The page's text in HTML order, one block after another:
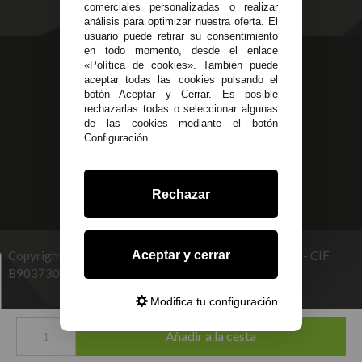
Añadir a la cesta
623 23 31 98
Atendemos Whatsapp
955 44 45 43/955 44 45 44
Local 3 Écija (Sevilla)
Copyright © 2026 STEI GLOBAL MULTISERVICES, S.L - CIF
B90373093. info@steielectronica.com
comerciales personalizadas o realizar
análisis para optimizar nuestra oferta. El
usuario puede retirar su consentimiento
en todo momento, desde el enlace
«Política de cookies». También puede
aceptar todas las cookies pulsando el
botón Aceptar y Cerrar. Es posible
rechazarlas todas o seleccionar algunas
de las cookies mediante el botón
Configuración.
Rechazar
Aceptar y cerrar
Modifica tu configuración